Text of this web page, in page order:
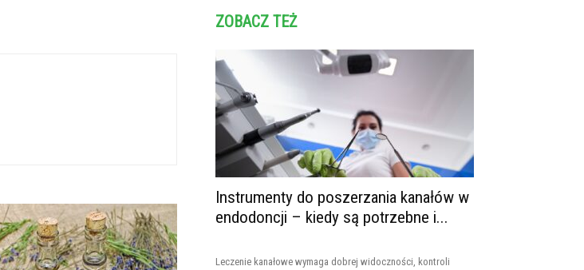
ZOBACZ TEŻ
Instrumenty do poszerzania kanałów w
endodoncji – kiedy są potrzebne i...
Leczenie kanałowe wymaga dobrej widoczności, kontroli